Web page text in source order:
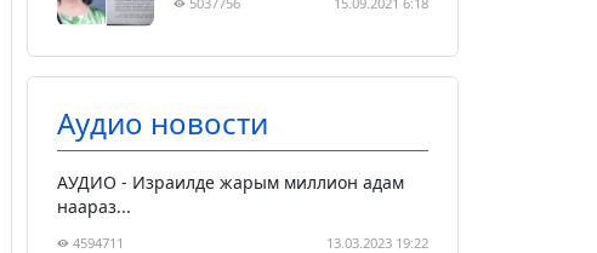
Аудио новости
АУДИО - Израилде жарым миллион адам
наараз...
4594711 13.03.2023 19:22